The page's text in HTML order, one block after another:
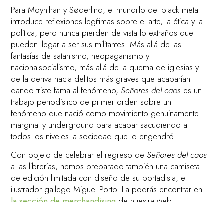
Para Moynihan y Søderlind, el mundillo del black metal
introduce reflexiones legítimas sobre el arte, la ética y la
política, pero nunca pierden de vista lo extraños que
pueden llegar a ser sus militantes. Más allá de las
fantasías de satanismo, neopaganismo y
nacionalsocialismo, más allá de la quema de iglesias y
de la deriva hacia delitos más graves que acabarían
dando triste fama al fenómeno, Señores del caos es un
trabajo periodístico de primer orden sobre un
fenómeno que nació como movimiento genuinamente
marginal y underground para acabar sacudiendo a
todos los niveles la sociedad que lo engendró.
Con objeto de celebrar el regreso de Señores del caos
a las librerías, hemos preparado también una camiseta
de edición limitada con diseño de su portadista, el
ilustrador gallego Miguel Porto. La podrás encontrar en